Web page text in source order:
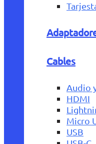
Cables
Audio
HDMI
Micro
USB